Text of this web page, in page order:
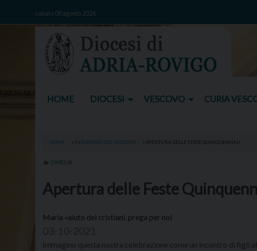
sabato 08 agosto 2026
HOME DIOCESI VESCOVO CURIA
HOME » INTERVENTI DEL VESCOVO » APERTURA DELLE FESTE QUINQUENNALI
OMELIA
Apertura delle Feste
Maria «aiuto dei cristiani, prega per noi
Immagino questa nostra celebrazione come un incontro di figli